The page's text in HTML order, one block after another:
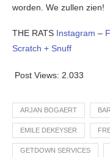
worden. We zullen zien!
THE RATS Instagram –
Scratch + Snuff
Post Views: 2.033
ARJAN BOGAERT
EMILE DEKEYSER
GETDOWN SERVICES